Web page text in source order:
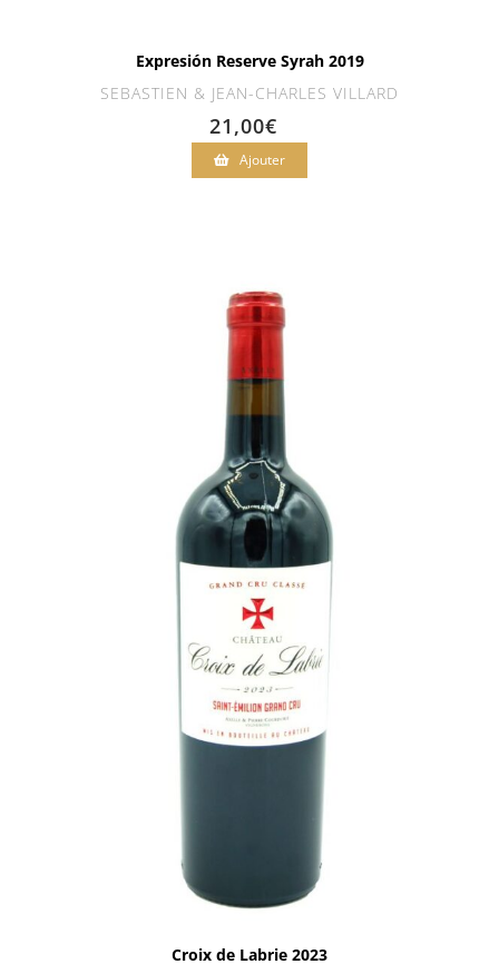
Expresión Reserve Syrah 2019
SEBASTIEN & JEAN-CHARLES VILLARD
21,00€
Ajouter
Croix de Labrie 2023